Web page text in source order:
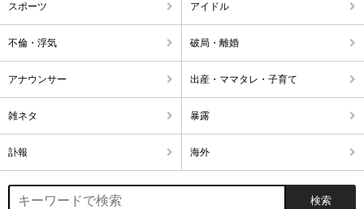
スポーツ アイドル
不倫・浮気 破局・離婚
アナウンサー 出産・ママタレ・子育て
雑ネタ 暴露
訃報 海外